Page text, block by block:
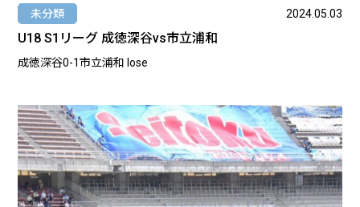
未分類 2024.05.03
U18 S1リーグ 成徳深谷vs市立浦和